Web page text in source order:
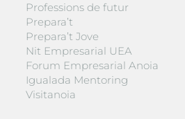
Professions de futur
Prepara’t
Prepara’t Jove
Nit Empresarial UEA
Forum Empresarial Anoia
Igualada Mentoring
Visitanoia